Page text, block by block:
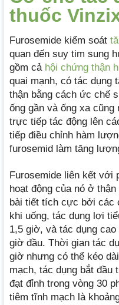
thuốc
Furosemide kiểm soát
quan đến suy tim sung
gồm cả hội chứng thận
quai mạnh, có tác dụng
thận bằng cách ức chế
ống gần và ống xa cũng
trực tiếp tác động lên
tiếp điều chỉnh hàm
furosemid làm tăng
Furosemide liên kết với
hoạt động của nó ở
bài tiết tích cực bởi các
khi uống, tác dụng lợi
1,5 giờ, và tác dụng
giờ đầu. Thời gian tác
giờ nhưng có thể kéo
mạch, tác dụng bắt đầu
đạt đỉnh trong vòng 30
tiêm tĩnh mạch là